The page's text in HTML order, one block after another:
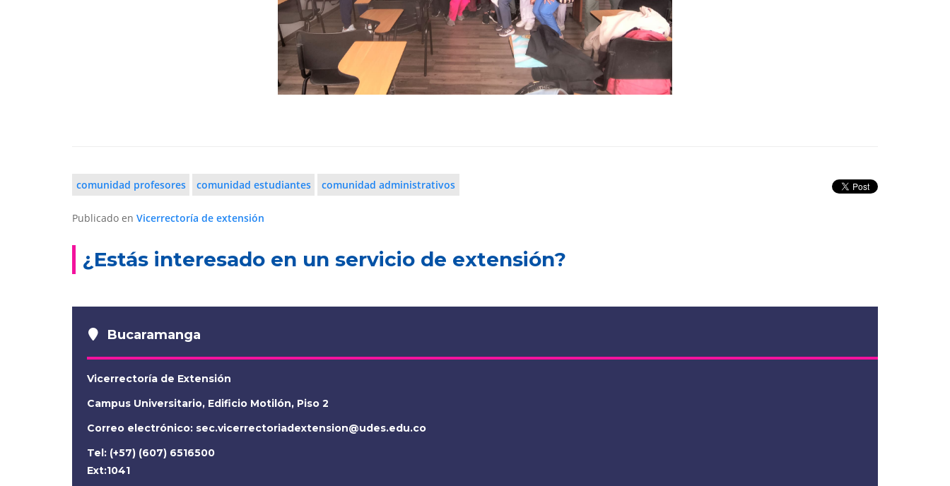
comunidad profesores comunidad estudiantes comunidad administrativos
Publicado en Vicerrectoría de extensión
¿Estás interesado en un servicio de extensión?
Bucaramanga
Vicerrectoría de Extensión
Campus Universitario, Edificio Motilón, Piso 2
Correo electrónico: sec.vicerrectoriadextension@udes.edu.co
Tel: (+57) (607) 6516500
Ext:1041